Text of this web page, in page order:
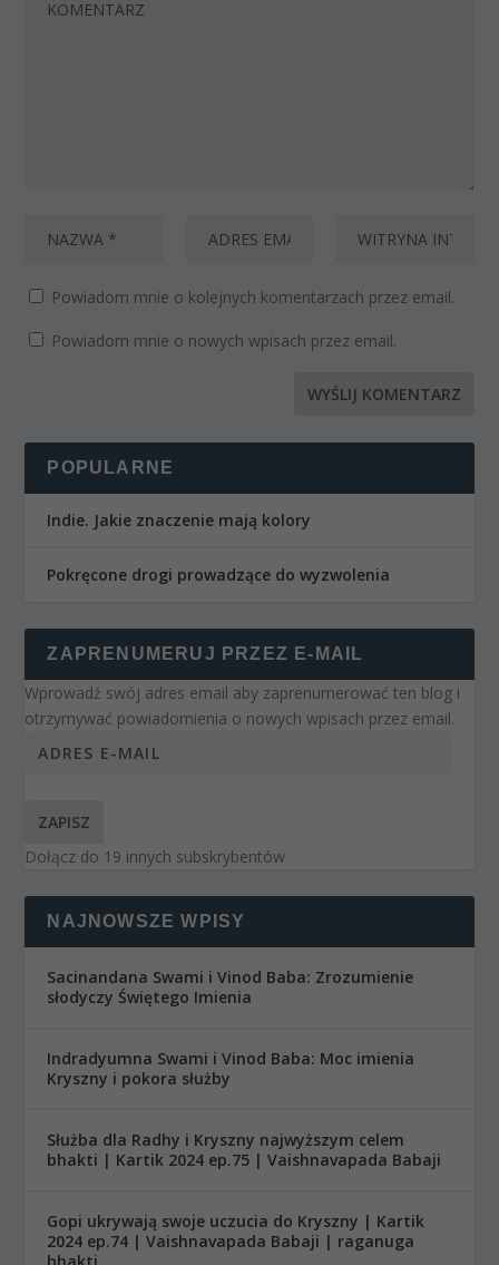
Powiadom mnie o kolejnych komentarzach przez email.
Powiadom mnie o nowych wpisach przez email.
POPULARNE
Indie. Jakie znaczenie mają kolory
Pokręcone drogi prowadzące do wyzwolenia
ZAPRENUMERUJ PRZEZ E-MAIL
Wprowadź swój adres email aby zaprenumerować ten blog i
otrzymywać powiadomienia o nowych wpisach przez email.
ZAPISZ
Dołącz do 19 innych subskrybentów
NAJNOWSZE WPISY
Sacinandana Swami i Vinod Baba: Zrozumienie
słodyczy Świętego Imienia
Indradyumna Swami i Vinod Baba: Moc imienia
Kryszny i pokora służby
Służba dla Radhy i Kryszny najwyższym celem
bhakti | Kartik 2024 ep.75 | Vaishnavapada Babaji
Gopi ukrywają swoje uczucia do Kryszny | Kartik
2024 ep.74 | Vaishnavapada Babaji | raganuga